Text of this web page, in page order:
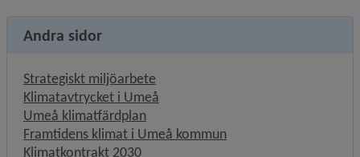
Andra sidor
Strategiskt miljöarbete
Klimatavtrycket i Umeå
Umeå klimatfärdplan
Framtidens klimat i Umeå kommun
Klimatkontrakt 2030